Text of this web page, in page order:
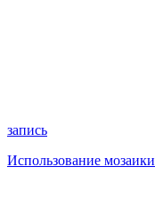
запись
Использование мозаики